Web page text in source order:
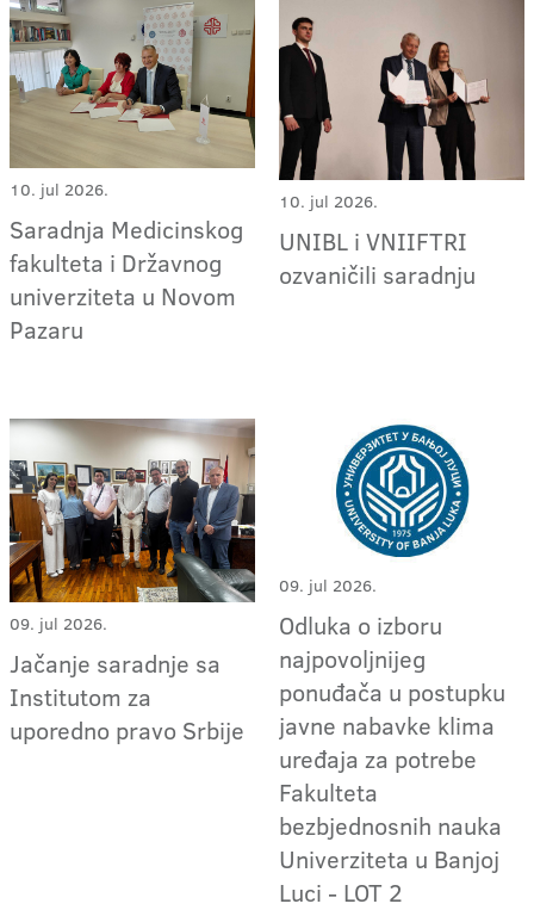
10. jul 2026.
Saradnja Medicinskog
fakulteta i Državnog
univerziteta u Novom
Pazaru
10. jul 2026.
UNIBL i VNIIFTRI
ozvaničili saradnju
09. jul 2026.
Jačanje saradnje sa
Institutom za
uporedno pravo Srbije
09. jul 2026.
Odluka o izboru
najpovoljnijeg
ponuđača u postupku
javne nabavke klima
uređaja za potrebe
Fakulteta
bezbjednosnih nauka
Univerziteta u Banjoj
Luci - LOT 2